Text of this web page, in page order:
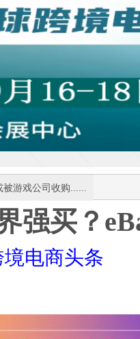
游戏公司收购......
强买？
境电商头条